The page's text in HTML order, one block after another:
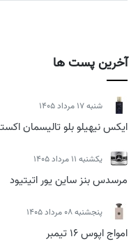
آخرین پست ها
شنبه 17 مرداد 1405
ایکس نیهیلو بلو تالیسمان
يكشنبه 11 مرداد 1405
مرسدس بنز ساین یور اتیتیود
پنجشنبه 08 مرداد 1405
امواج اپوس 16 تیمبر